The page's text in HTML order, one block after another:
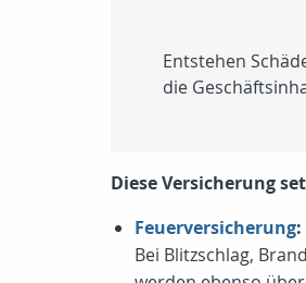
Entstehen
die
Diese Versicherung
Feuerversicherung:
Bei Blitzschlag,